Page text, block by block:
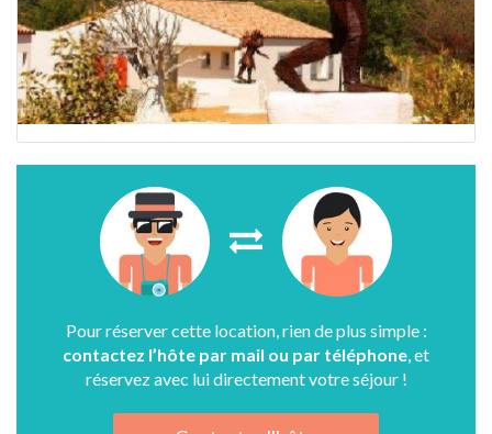
Pour réserver cette location, rien de plus simple :
contactez l’hôte par mail ou par téléphone , et
réservez avec lui directement votre séjour !